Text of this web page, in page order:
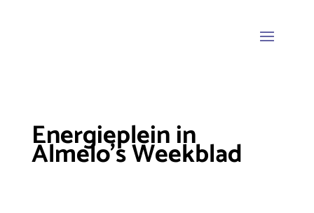
Energieplein in
Almelo’s Weekblad